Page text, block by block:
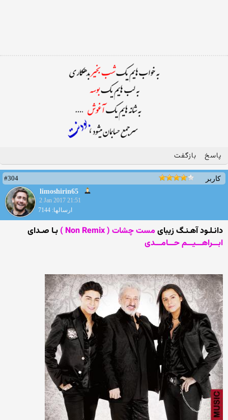
پاسخ بازگفت
کاربر
#304
limoshirin65
2 Jan 2017 21:51
ارسالها: 7144
دانـلـود آهـنـگ زیبای مست چشات ( Non Remix )
بـا صـدای
ابـــراهـــیـــم حـــامـــدی